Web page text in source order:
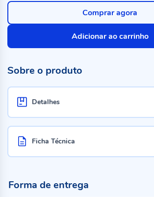
Adicionar ao carrinho
Comprar agora
Sobre o produto
Detalhes
Ficha Técnica
Forma de entrega